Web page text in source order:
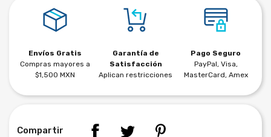
Envíos Gratis
Compras mayores a
$1,500 MXN
Garantía de
Satisfacción
Aplican restricciones
Pago Seguro
PayPal, Visa,
MasterCard, Amex
Compartir